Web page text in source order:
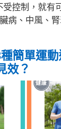
受控制，就有
病、中風、
簡單運
效？